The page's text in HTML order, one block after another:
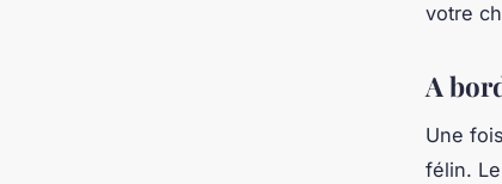
votre
A
Une fois
félin. Le